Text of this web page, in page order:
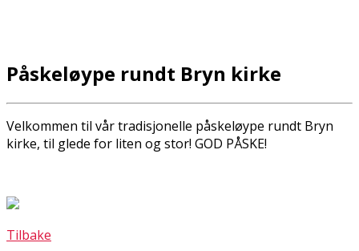
Påskeløype rundt Bryn kirke
Velkommen til vår tradisjonelle påskeløype rundt Bryn
kirke, til glede for liten og stor! GOD PÅSKE!
Tilbake